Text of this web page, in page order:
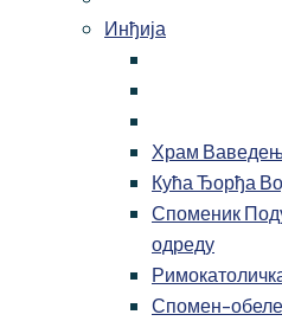
Инђија
Храм
Кућа Ђорђа
Споменик
одреду
Спомен-